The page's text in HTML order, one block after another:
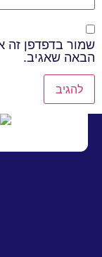
שמור בדפדפן זה
הבאה שאגיב.